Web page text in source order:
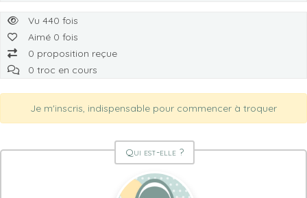
Vu 440 fois
Aimé 0 fois
0 proposition reçue
0 troc en cours
Je m'inscris, indispensable pour commencer à troquer
Qui est-elle ?